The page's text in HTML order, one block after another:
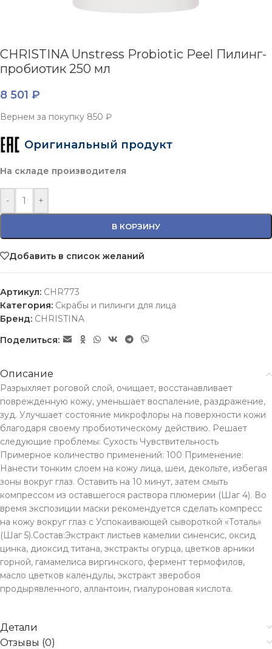
CHRISTINA Unstress Probiotic Peel Пилинг-
пробиотик 250 мл
8 501 ₽
Вернем за покупку 850 ₽
Оригинальный продукт
На складе производителя
- +
В КОРЗИНУ
Добавить в список желаний
Артикул: CHR773
Категория: Скрабы и пилинги для лица
Бренд: CHRISTINA
Поделиться:
Описание
Разрыхляет роговой слой, очищает, восстанавливает
поврежденную кожу, уменьшает воспаление, раздражение,
зуд. Улучшает состояние микрофлоры на поверхности кожи
благодаря своему пробиотическому действию. Решает
следующие проблемы: Сухость Чувствительность
Примерное количество применений: 100 Применение:
Нанести тонким слоем на кожу лица, шеи, декольте, избегая
зоны вокруг глаз. Оставить на 10 минут, затем смыть
компрессом из оставшегося раствора плюмерии (Шаг 4). Во
время экспозиции маски рекомендуется сделать компресс
на кожу вокруг глаз с Успокаивающей сывороткой «Тоталь»
(Шаг 5).Состав:Экстракт листьев камелии синенсис, оксид
цинка, диоксид титана, экстракты огурца, цветков арники
горной, гамамелиса виргинского, фермент термофилов,
масло цветков календулы, экстракт зверобоя
продырявленного, аллантоин, гиалуроновая кислота.
Детали
Отзывы (0)